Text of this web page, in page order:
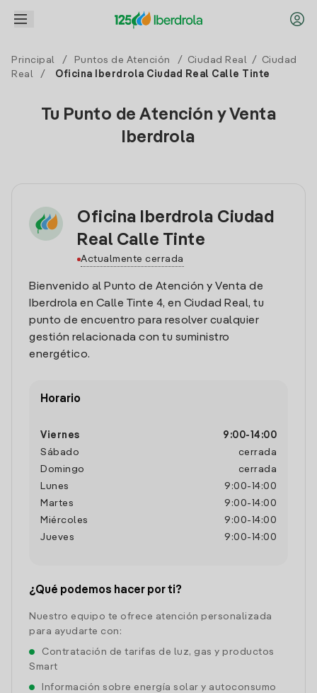
Principal / Puntos de Atención / Ciudad Real /
Ciudad
Real
/ Oficina Iberdrola Ciudad Real Calle Tinte
Tu Punto de Atención y Venta
Iberdrola
Oficina Iberdrola Ciudad
Real Calle Tinte
Actualmente cerrada
Bienvenido al Punto de Atención y Venta de
Iberdrola en Calle Tinte 4, en Ciudad Real, tu
punto de encuentro para resolver cualquier
gestión relacionada con tu suministro
energético.
Horario
Viernes 9:00- 14:00
Sábado
cerrada
Domingo
cerrada
Lunes
9:00- 14:00
Martes
9:00- 14:00
Miércoles
9:00- 14:00
Jueves
9:00- 14:00
¿Qué podemos hacer por ti?
Nuestro equipo te ofrece atención personalizada
para ayudarte con:
Contratación de tarifas de luz, gas y productos
Smart
Información sobre energía solar y autoconsumo